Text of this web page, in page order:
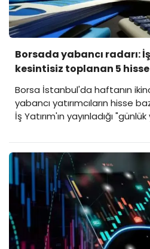
Borsada yabancı radarı:
kesintisiz toplanan 5
Borsa İstanbul'da haftanın
yabancı yatırımcıların hisse
İş Yatırım'ın yayınladığı
raporuna göre, borsadaki
36,98 seviyesine yükselirken,
alım serisi dikkat çekti.